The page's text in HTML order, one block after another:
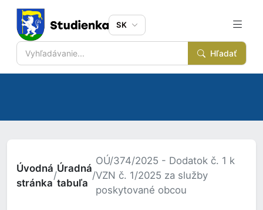
Hľadať
SK
Úvodná
stránka
/
Úradná
tabuľa
/
OÚ/374/2025 - Dodatok č. 1 k
VZN č. 1/2025 za služby
poskytované obcou